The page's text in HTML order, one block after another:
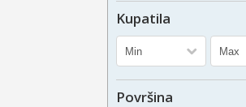
Kupatila
Površina